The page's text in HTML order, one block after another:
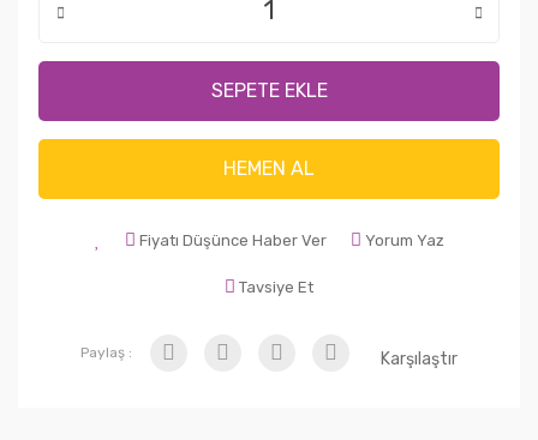
SEPETE EKLE
HEMEN AL
Fiyatı Düşünce Haber Ver Yorum Yaz
Tavsiye Et
Paylaş : Karşılaştır